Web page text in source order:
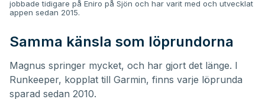
jobbade tidigare på Eniro på Sjön och har varit med och utvecklat
appen sedan 2015.
Samma känsla som löprundorna
Magnus springer mycket, och har gjort det länge. I
Runkeeper, kopplat till Garmin, finns varje löprunda
sparad sedan 2010.